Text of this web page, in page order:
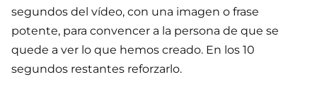
segundos del vídeo, con una imagen o frase
potente, para convencer a la persona de que se
quede a ver lo que hemos creado. En los 10
segundos restantes reforzarlo.